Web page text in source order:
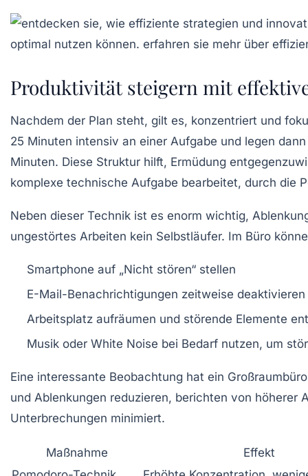
Produktivität steigern mit
Nachdem der Plan steht, gilt es, konzentriert und
25 Minuten intensiv an einer Aufgabe und legen
Minuten. Diese Struktur hilft, Ermüdung
komplexe technische Aufgabe bearbeitet, durch die
Neben dieser Technik ist es enorm wichtig,
ungestörtes Arbeiten kein Selbstläufer. Im Büro
Smartphone auf „Nicht stören“ stellen
E-Mail-Benachrichtigungen zeitweise deaktivieren
Arbeitsplatz aufräumen und störende Elemente
Musik oder White Noise bei Bedarf nutzen, um
Eine interessante Beobachtung hat ein
und Ablenkungen reduzieren, berichten von
Unterbrechungen minimiert.
Maßnahme
Effekt